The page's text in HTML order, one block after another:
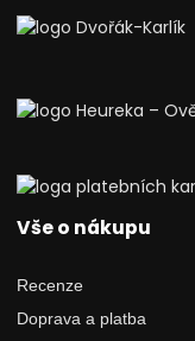
Vše o nákupu
Recenze
Doprava a platba